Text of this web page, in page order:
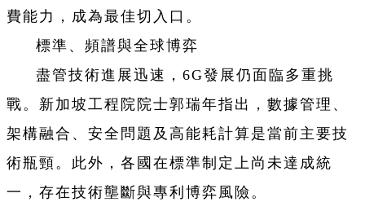
費能力，成為最佳切入口。
標準、頻譜與全球博弈
盡管技術進展迅速，6G發展仍面臨多重挑
戰。新加坡工程院院士郭瑞年指出，數據管理、
架構融合、安全問題及高能耗計算是當前主要技
術瓶頸。此外，各國在標準制定上尚未達成統
一，存在技術壟斷與專利博弈風險。